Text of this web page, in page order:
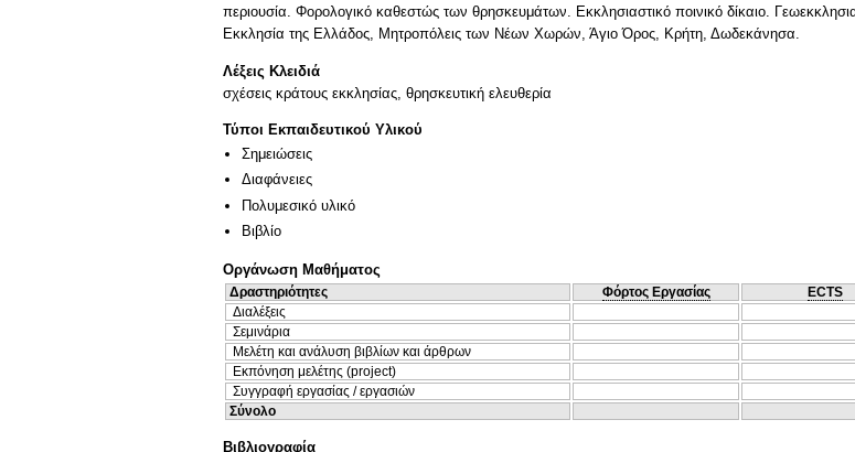
περιουσία. Φορολογικό καθεστώς των θρησκευμάτων. Εκκλησιαστικό ποινικό δίκαιο.
Εκκλησία της Ελλάδος, Μητροπόλεις των Νέων Χωρών, Άγιο Όρος, Κρήτη, Δωδεκάνησα.
Λέξεις Κλειδιά
σχέσεις κράτους εκκλησίας, θρησκευτική ελευθερία
Τύποι Εκπαιδευτικού Υλικού
Σημειώσεις
Διαφάνειες
Πολυμεσικό υλικό
Βιβλίο
Οργάνωση Μαθήματος
Δραστηριότητες Φόρτος Εργασίας ECTS
Διαλέξεις
Σεμινάρια
Μελέτη και ανάλυση βιβλίων και άρθρων
Εκπόνηση μελέτης (project)
Συγγραφή εργασίας / εργασιών
Σύνολο
Βιβλιογραφία